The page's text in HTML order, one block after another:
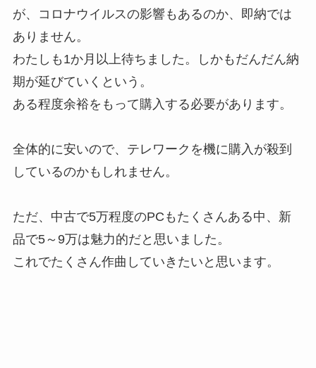
が、コロナウイルスの影響もあるのか、即納では
ありません。
わたしも1か月以上待ちました。しかもだんだん納
期が延びていくという。
ある程度余裕をもって購入する必要があります。
全体的に安いので、テレワークを機に購入が殺到
しているのかもしれません。
ただ、中古で5万程度のPCもたくさんある中、新
品で5～9万は魅力的だと思いました。
これでたくさん作曲していきたいと思います。